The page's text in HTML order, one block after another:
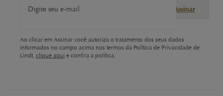
Digite seu e-mail Assinar
Ao clicar em Assinar você autoriza o tratamento dos seus dados
informados no campo acima nos termos da Política de Privacidade de
Lindt, clique aqui e confira a política.